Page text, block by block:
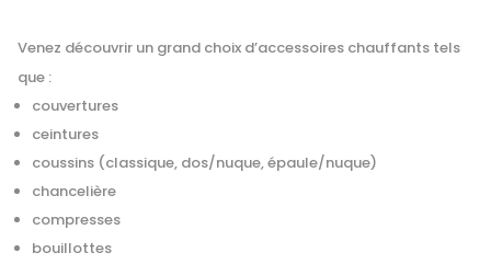
Venez découvrir un grand choix d’accessoires chauffants tels
que :
couvertures
ceintures
coussins (classique, dos/nuque, épaule/nuque)
chancelière
compresses
bouillottes